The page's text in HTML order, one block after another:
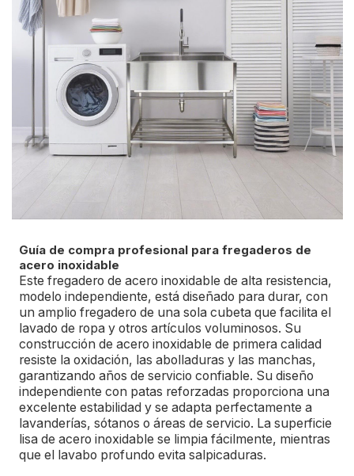
Guía de compra profesional para fregaderos de
acero inoxidable
Este fregadero de acero inoxidable de alta resistencia,
modelo independiente, está diseñado para durar, con
un amplio fregadero de una sola cubeta que facilita el
lavado de ropa y otros artículos voluminosos. Su
construcción de acero inoxidable de primera calidad
resiste la oxidación, las abolladuras y las manchas,
garantizando años de servicio confiable. Su diseño
independiente con patas reforzadas proporciona una
excelente estabilidad y se adapta perfectamente a
lavanderías, sótanos o áreas de servicio. La superficie
lisa de acero inoxidable se limpia fácilmente, mientras
que el lavabo profundo evita salpicaduras.